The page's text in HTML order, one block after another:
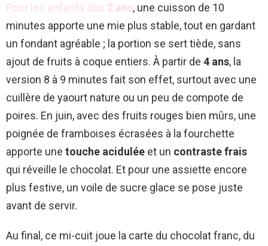
Pour les enfants dès 2 ans, une cuisson de 10
minutes apporte une mie plus stable, tout en gardant
un fondant agréable ; la portion se sert tiède, sans
ajout de fruits à coque entiers. À partir de 4 ans, la
version 8 à 9 minutes fait son effet, surtout avec une
cuillère de yaourt nature ou un peu de compote de
poires. En juin, avec des fruits rouges bien mûrs, une
poignée de framboises écrasées à la fourchette
apporte une touche acidulée et un contraste frais
qui réveille le chocolat. Et pour une assiette encore
plus festive, un voile de sucre glace se pose juste
avant de servir.
Au final, ce mi-cuit joue la carte du chocolat franc, du